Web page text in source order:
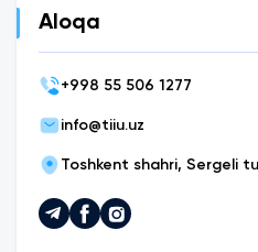
Aloqa
+998 55 506 1277
info@tiiu.uz
Toshkent shahri, Sergeli